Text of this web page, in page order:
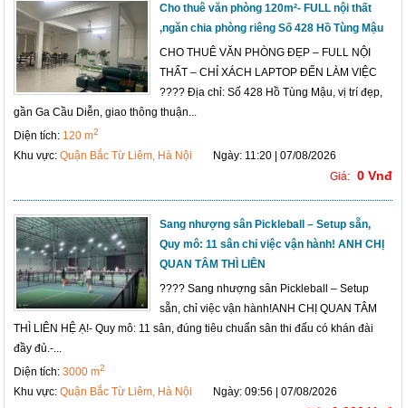
Cho thuê văn phòng 120m²- FULL nội thất
,ngăn chia phòng riêng Số 428 Hồ Tùng Mậu
CHO THUÊ VĂN PHÒNG ĐẸP – FULL NỘI
THẤT – CHỈ XÁCH LAPTOP ĐẾN LÀM VIỆC
???? Địa chỉ: Số 428 Hồ Tùng Mậu, vị trí đẹp,
gần Ga Cầu Diễn, giao thông thuận...
Diện tích: 120 m2
Khu vực:Quận Bắc Từ Liêm, Hà Nội
Ngày: 11:20 | 07/08/2026
Giá: 0 Vnđ
Sang nhượng sân Pickleball – Setup sẵn,
Quy mô: 11 sân chỉ việc vận hành! ANH CHỊ
QUAN TÂM THÌ LIÊN
???? Sang nhượng sân Pickleball – Setup
sẵn, chỉ việc vận hành!ANH CHỊ QUAN TÂM
THÌ LIÊN HỆ Ạ!- Quy mô: 11 sân, đúng tiêu chuẩn sân thi đấu có khán đài
đầy đủ.-...
Diện tích:3000 m2
Khu vực:Quận Bắc Từ Liêm, Hà Nội
Ngày: 09:56 | 07/08/2026